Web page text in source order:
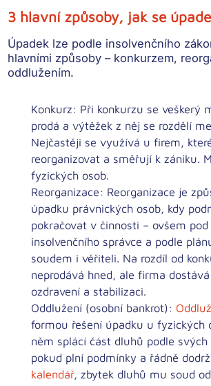
3 hlavní způsoby, jak se
Úpadek lze podle insolvenčního
hlavními způsoby – konkurzem,
oddlužením.
Konkurz: Při konkurzu se veškerý
prodá a výtěžek z něj se rozdělí
Nejčastěji se využívá u firem,
reorganizovat a směřují k zániku.
fyzických osob.
Reorganizace: Reorganizace je
úpadku právnických osob, kdy
pokračovat v činnosti – ovšem
insolvenčního správce a podle
soudem i věřiteli. Na rozdíl od
neprodává hned, ale firma
ozdravení a stabilizaci.
Oddlužení (osobní bankrot):
formou řešení úpadku u fyzických
něm splácí část dluhů podle
pokud plní podmínky a řádně
kalendář, zbytek dluhů mu soud